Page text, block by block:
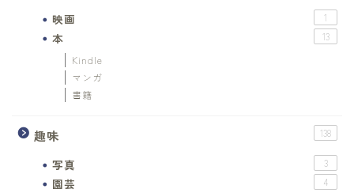
映画 1
本 13
Kindle
マンガ
書籍
趣味 138
写真 3
園芸 4